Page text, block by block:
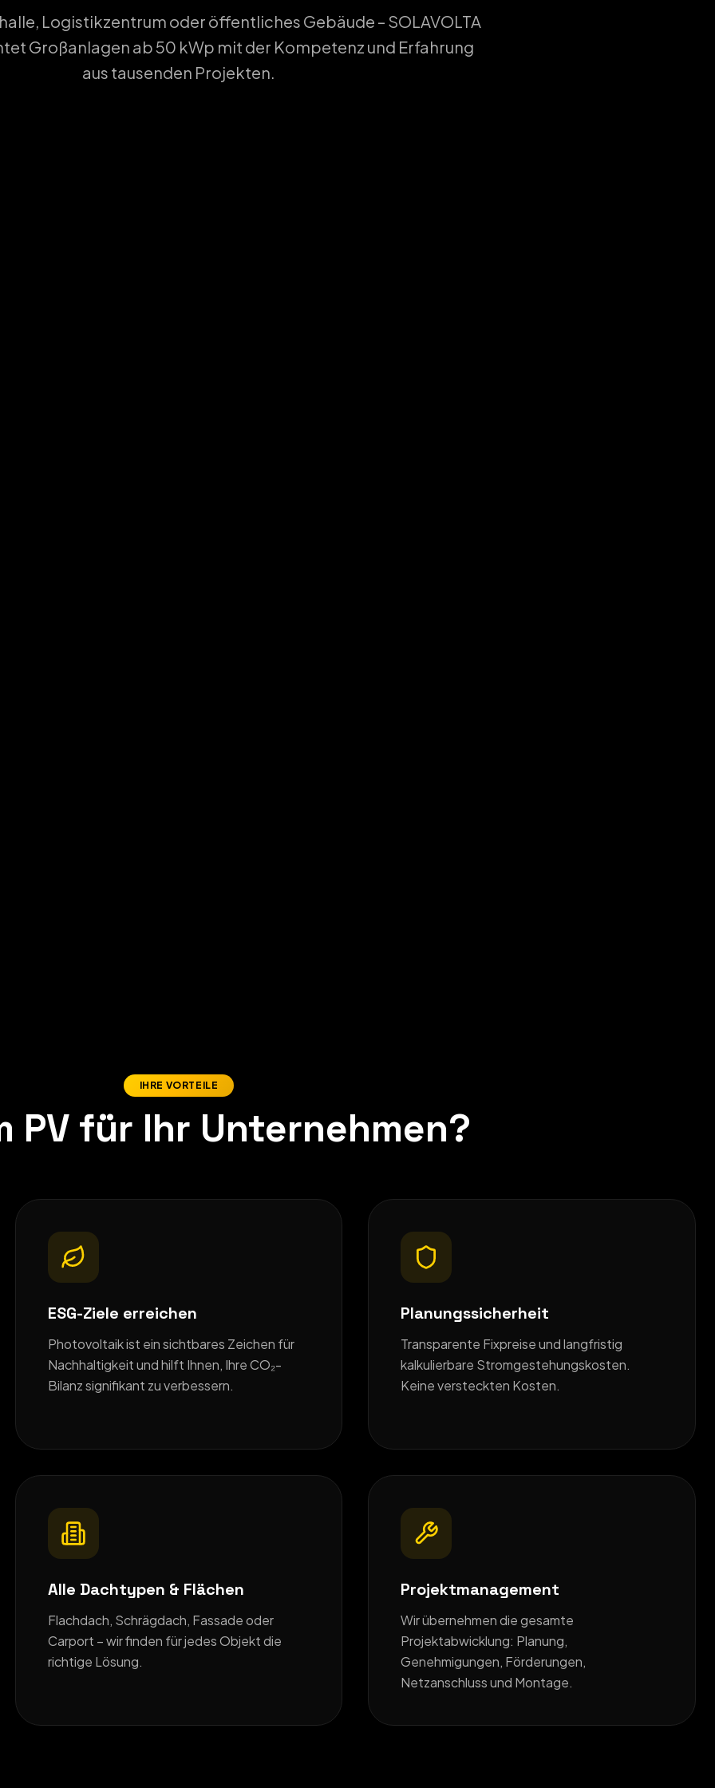
Logistikzentrum oder öffentliches Gebäude – SOLAVOLTA
Großanlagen ab 50 kWp mit der Kompetenz und Erfahrung
aus tausenden Projekten.
IHRE VORTEILE
PV für Ihr Unternehmen?
ESG-Ziele erreichen
Photovoltaik ist ein sichtbares Zeichen für
Nachhaltigkeit und hilft Ihnen, Ihre CO₂-
Bilanz signifikant zu verbessern.
Planungssicherheit
Transparente Fixpreise und langfristig
kalkulierbare Stromgestehungskosten.
Keine versteckten Kosten.
Alle Dachtypen & Flächen
Flachdach, Schrägdach, Fassade oder
Carport – wir finden für jedes Objekt die
richtige Lösung.
Projektmanagement
Wir übernehmen die gesamte
Projektabwicklung: Planung,
Genehmigungen, Förderungen,
Netzanschluss und Montage.